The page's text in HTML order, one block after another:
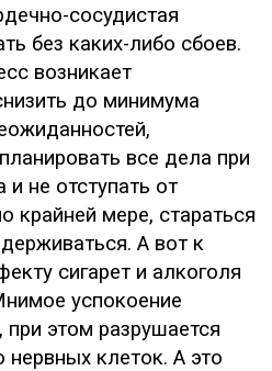
сосудистая
без каких-либо сбоев.
возникает
до минимума
все дела при
не отступать от
крайней мере, стараться
А вот к
сигарет и алкоголя
успокоение
при этом разрушается
нервных клеток. А это